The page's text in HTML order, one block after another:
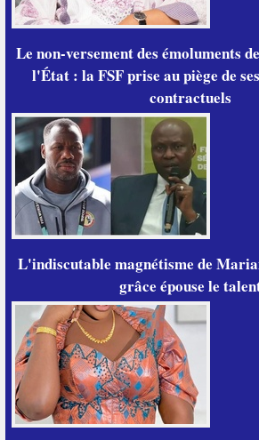
Le non-versement des émoluments
l'État : la FSF prise au piège de
contractuels
L'indiscutable magnétisme de
grâce épouse le